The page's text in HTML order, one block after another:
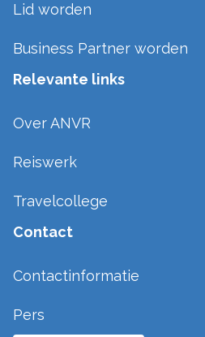
Lid worden
Business Partner worden
Relevante links
Over ANVR
Reiswerk
Travelcollege
Contact
Contactinformatie
Pers